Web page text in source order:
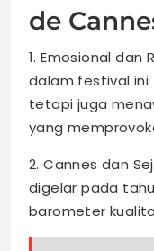
de
1. Emosional dan
dalam festival ini
tetapi juga
yang
2. Cannes dan
digelar pada
barometer